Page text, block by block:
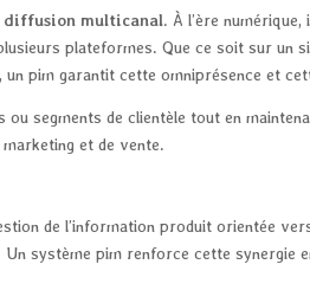
diffusion multicanal . À l’ère
plateformes. Que ce soit sur un
pim garantit cette omniprésence et
segments de clientèle tout en
et de vente.
de l’information produit orientée
système pim renforce cette synergie